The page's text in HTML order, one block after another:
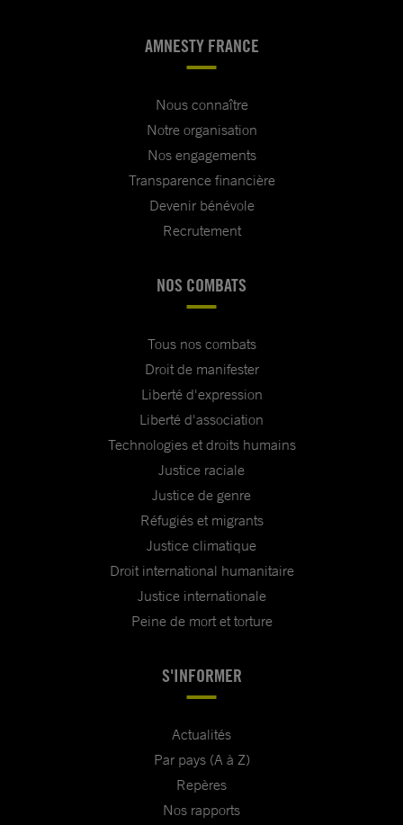
AMNESTY FRANCE
Nous connaître
Notre organisation
Nos engagements
Transparence financière
Devenir bénévole
Recrutement
NOS COMBATS
Tous nos combats
Droit de manifester
Liberté d'expression
Liberté d'association
Technologies et droits humains
Justice raciale
Justice de genre
Réfugiés et migrants
Justice climatique
Droit international humanitaire
Justice internationale
Peine de mort et torture
S'INFORMER
Actualités
Par pays (A à Z)
Repères
Nos rapports